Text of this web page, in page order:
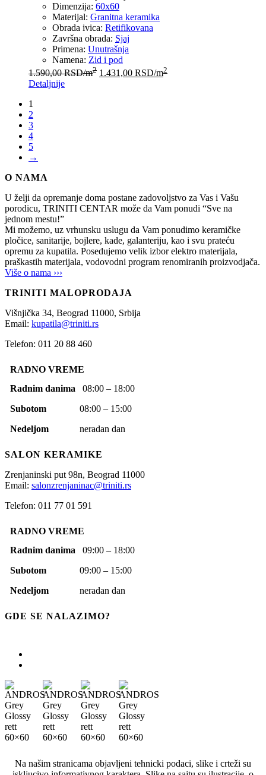
Dimenzija: 60x60
Materijal: Granitna keramika
Obrada ivica: Retifikovana
Završna obrada: Sjaj
Primena: Unutrašnja
Namena: Zid i pod
1.590,00RSD/m2 1.431,00 RSD/m2
Detaljnije
1
2
3
4
5
→
O NAMA
U želji da opremanje doma postane zadovoljstvo za Vas i Vašu
porodicu, TRINITI CENTAR može da Vam ponudi “Sve na
jednom mestu!”
Mi možemo, uz vrhunsku uslugu da Vam ponudimo keramičke
pločice, sanitarije, bojlere, kade, galanteriju, kao i svu prateću
opremu za kupatila. Posedujemo velik izbor elektro materijala,
praškastih materijala, vodovodni program renomiranih proizvodjača.
Više o nama ›››
TRINITI MALOPRODAJA
Višnjička 34, Beograd 11000, Srbija
Email: kupatila@triniti.rs
Telefon: 011 20 88 460
RADNO VREME
Radnim danima 08:00 – 18:00
Subotom 08:00 – 15:00
Nedeljom neradan dan
SALON KERAMIKE
Zrenjaninski put 98n, Beograd 11000
Email: salonzrenjaninac@triniti.rs
Telefon: 011 77 01 591
RADNO VREME
Radnim danima 09:00 – 18:00
Subotom 09:00 – 15:00
Nedeljom neradan dan
GDE SE NALAZIMO?
Na našim stranicama objavljeni tehnicki podaci, slike i crteži su